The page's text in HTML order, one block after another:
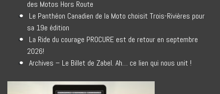
des Motos Hors Route
Le Panthéon Canadien de la Moto choisit Trois-Rivières pour
sa 19e édition
La Ride du courage PROCURE est de retour en septembre
2026!
Archives – Le Billet de Zabel. Ah… ce lien qui nous unit !